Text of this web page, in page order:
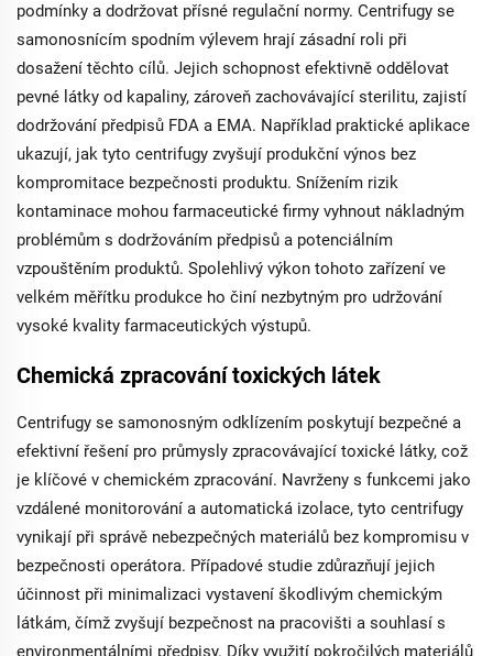
podmínky a dodržovat přísné regulační normy. Centrifugy se
samonosnícím spodním výlevem hrají zásadní roli při
dosažení těchto cílů. Jejich schopnost efektivně oddělovat
pevné látky od kapaliny, zároveň zachovávající sterilitu, zajistí
dodržování předpisů FDA a EMA. Například praktické aplikace
ukazují, jak tyto centrifugy zvyšují produkční výnos bez
kompromitace bezpečnosti produktu. Snížením rizik
kontaminace mohou farmaceutické firmy vyhnout nákladným
problémům s dodržováním předpisů a potenciálním
vzpouštěním produktů. Spolehlivý výkon tohoto zařízení ve
velkém měřítku produkce ho činí nezbytným pro udržování
vysoké kvality farmaceutických výstupů.
Chemická zpracování toxických látek
Centrifugy se samonosným odklízením poskytují bezpečné a
efektivní řešení pro průmysly zpracovávající toxické látky, což
je klíčové v chemickém zpracování. Navrženy s funkcemi jako
vzdálené monitorování a automatická izolace, tyto centrifugy
vynikají při správě nebezpečných materiálů bez kompromisu v
bezpečnosti operátora. Případové studie zdůrazňují jejich
účinnost při minimalizaci vystavení škodlivým chemickým
látkám, čímž zvyšují bezpečnost na pracovišti a souhlasí s
environmentálními předpisy. Díky využití pokročilých materiálů